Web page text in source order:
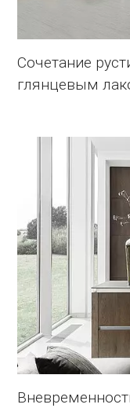
Сочетание
глянцевым